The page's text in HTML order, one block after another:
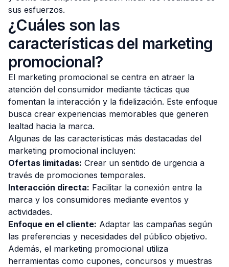
sus esfuerzos.
¿Cuáles son las
características del marketing
promocional?
El marketing promocional se centra en atraer la
atención del consumidor mediante tácticas que
fomentan la interacción y la fidelización. Este enfoque
busca crear experiencias memorables que generen
lealtad hacia la marca.
Algunas de las características más destacadas del
marketing promocional incluyen:
Ofertas limitadas: Crear un sentido de urgencia a
través de promociones temporales.
Interacción directa: Facilitar la conexión entre la
marca y los consumidores mediante eventos y
actividades.
Enfoque en el cliente: Adaptar las campañas según
las preferencias y necesidades del público objetivo.
Además, el marketing promocional utiliza
herramientas como cupones, concursos y muestras